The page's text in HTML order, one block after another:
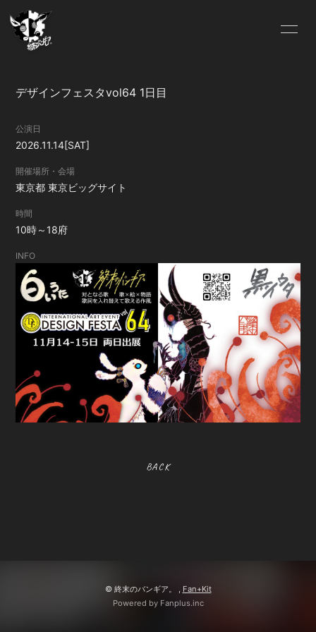
FC.INFO
BLOG
SOUND
DISCOGRAPHY
VIDEO
Pixiv
ONLINE SHOP
BOOTH SHOP
BBS
送付先申請
入会したら
デザインフェスタvol64 1日目
公演日
2026.11.14[SAT]
開催場所・会場
東京都東京ビッグサイト
時間
10時～18府
INFO
BACK
© 終末のバンギア。 , Fan+Kit
Powered by Fanplus.inc